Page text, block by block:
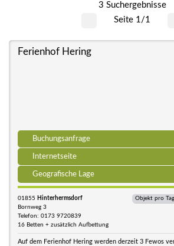
3 Suchergebnisse
Seite 1/1
Ferienhof Hering
Buchungsanfrage
Internetseite
Geografische Lage
01855 Hinterhermsdorf
Bornweg 3
Telefon: 0173 9720839
16 Betten + zusätzlich Aufbettung
Objekt pro
Auf dem Ferienhof Hering werden derzeit 3 Fewos